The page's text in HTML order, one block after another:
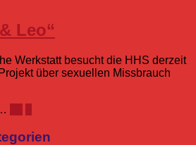
Leo“
Werkstatt besucht die HHS derzeit
über sexuellen Missbrauch